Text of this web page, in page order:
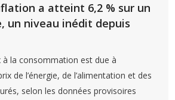
a atteint 6,2 % sur un
un niveau inédit depuis
à la consommation est due à
de l’énergie, de l’alimentation et des
selon les données provisoires